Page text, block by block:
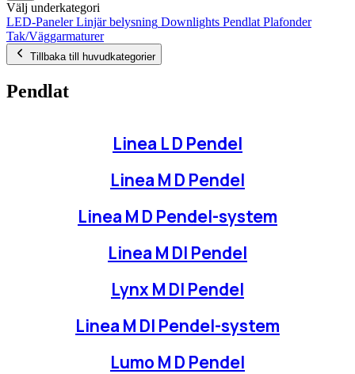
Välj underkategori
LED-Paneler Linjär belysning Downlights Pendlat Plafonder
Tak/Väggarmaturer
Tillbaka till huvudkategorier
Pendlat
Linea L D Pendel
Linea M D Pendel
Linea M D Pendel-system
Linea M DI Pendel
Lynx M DI Pendel
Linea M DI Pendel-system
Lumo M D Pendel